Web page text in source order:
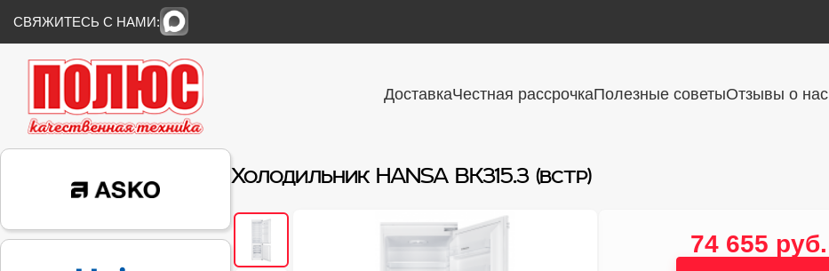
СВЯЖИТЕСЬ С НАМИ:
ДоставкаЧестная рассрочкаПолезные советыОтзывы о нас
Холодильник HANSA BK315.3 (встр)
74 655 руб.